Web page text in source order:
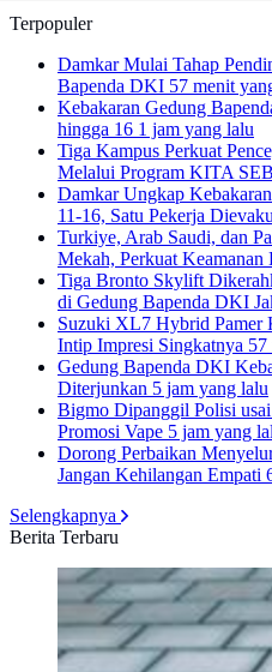
Terpopuler
Damkar Mulai Tahap
Bapenda DKI 57 menit
Kebakaran Gedung
hingga 16 1 jam yang lalu
Tiga Kampus Perkuat
Melalui Program KITA
Damkar Ungkap
11-16, Satu Pekerja
Turkiye, Arab Saudi, dan
Mekah, Perkuat
Tiga Bronto Skylift
di Gedung Bapenda DKI
Suzuki XL7 Hybrid Pamer
Intip Impresi Singkatnya 57
Gedung Bapenda DKI
Diterjunkan 5 jam yang lalu
Bigmo Dipanggil Polisi
Promosi Vape 5 jam yang
Dorong Perbaikan
Jangan Kehilangan Empati
Selengkapnya
Berita Terbaru